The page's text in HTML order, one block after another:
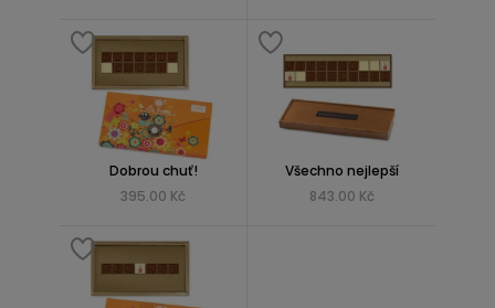
Dobrou chuť!
395.00 Kč
Všechno nejlepší
843.00 Kč